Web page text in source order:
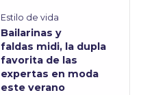
Estilo de vida
Bailarinas y
faldas midi, la dupla
favorita de las
expertas en moda
este verano